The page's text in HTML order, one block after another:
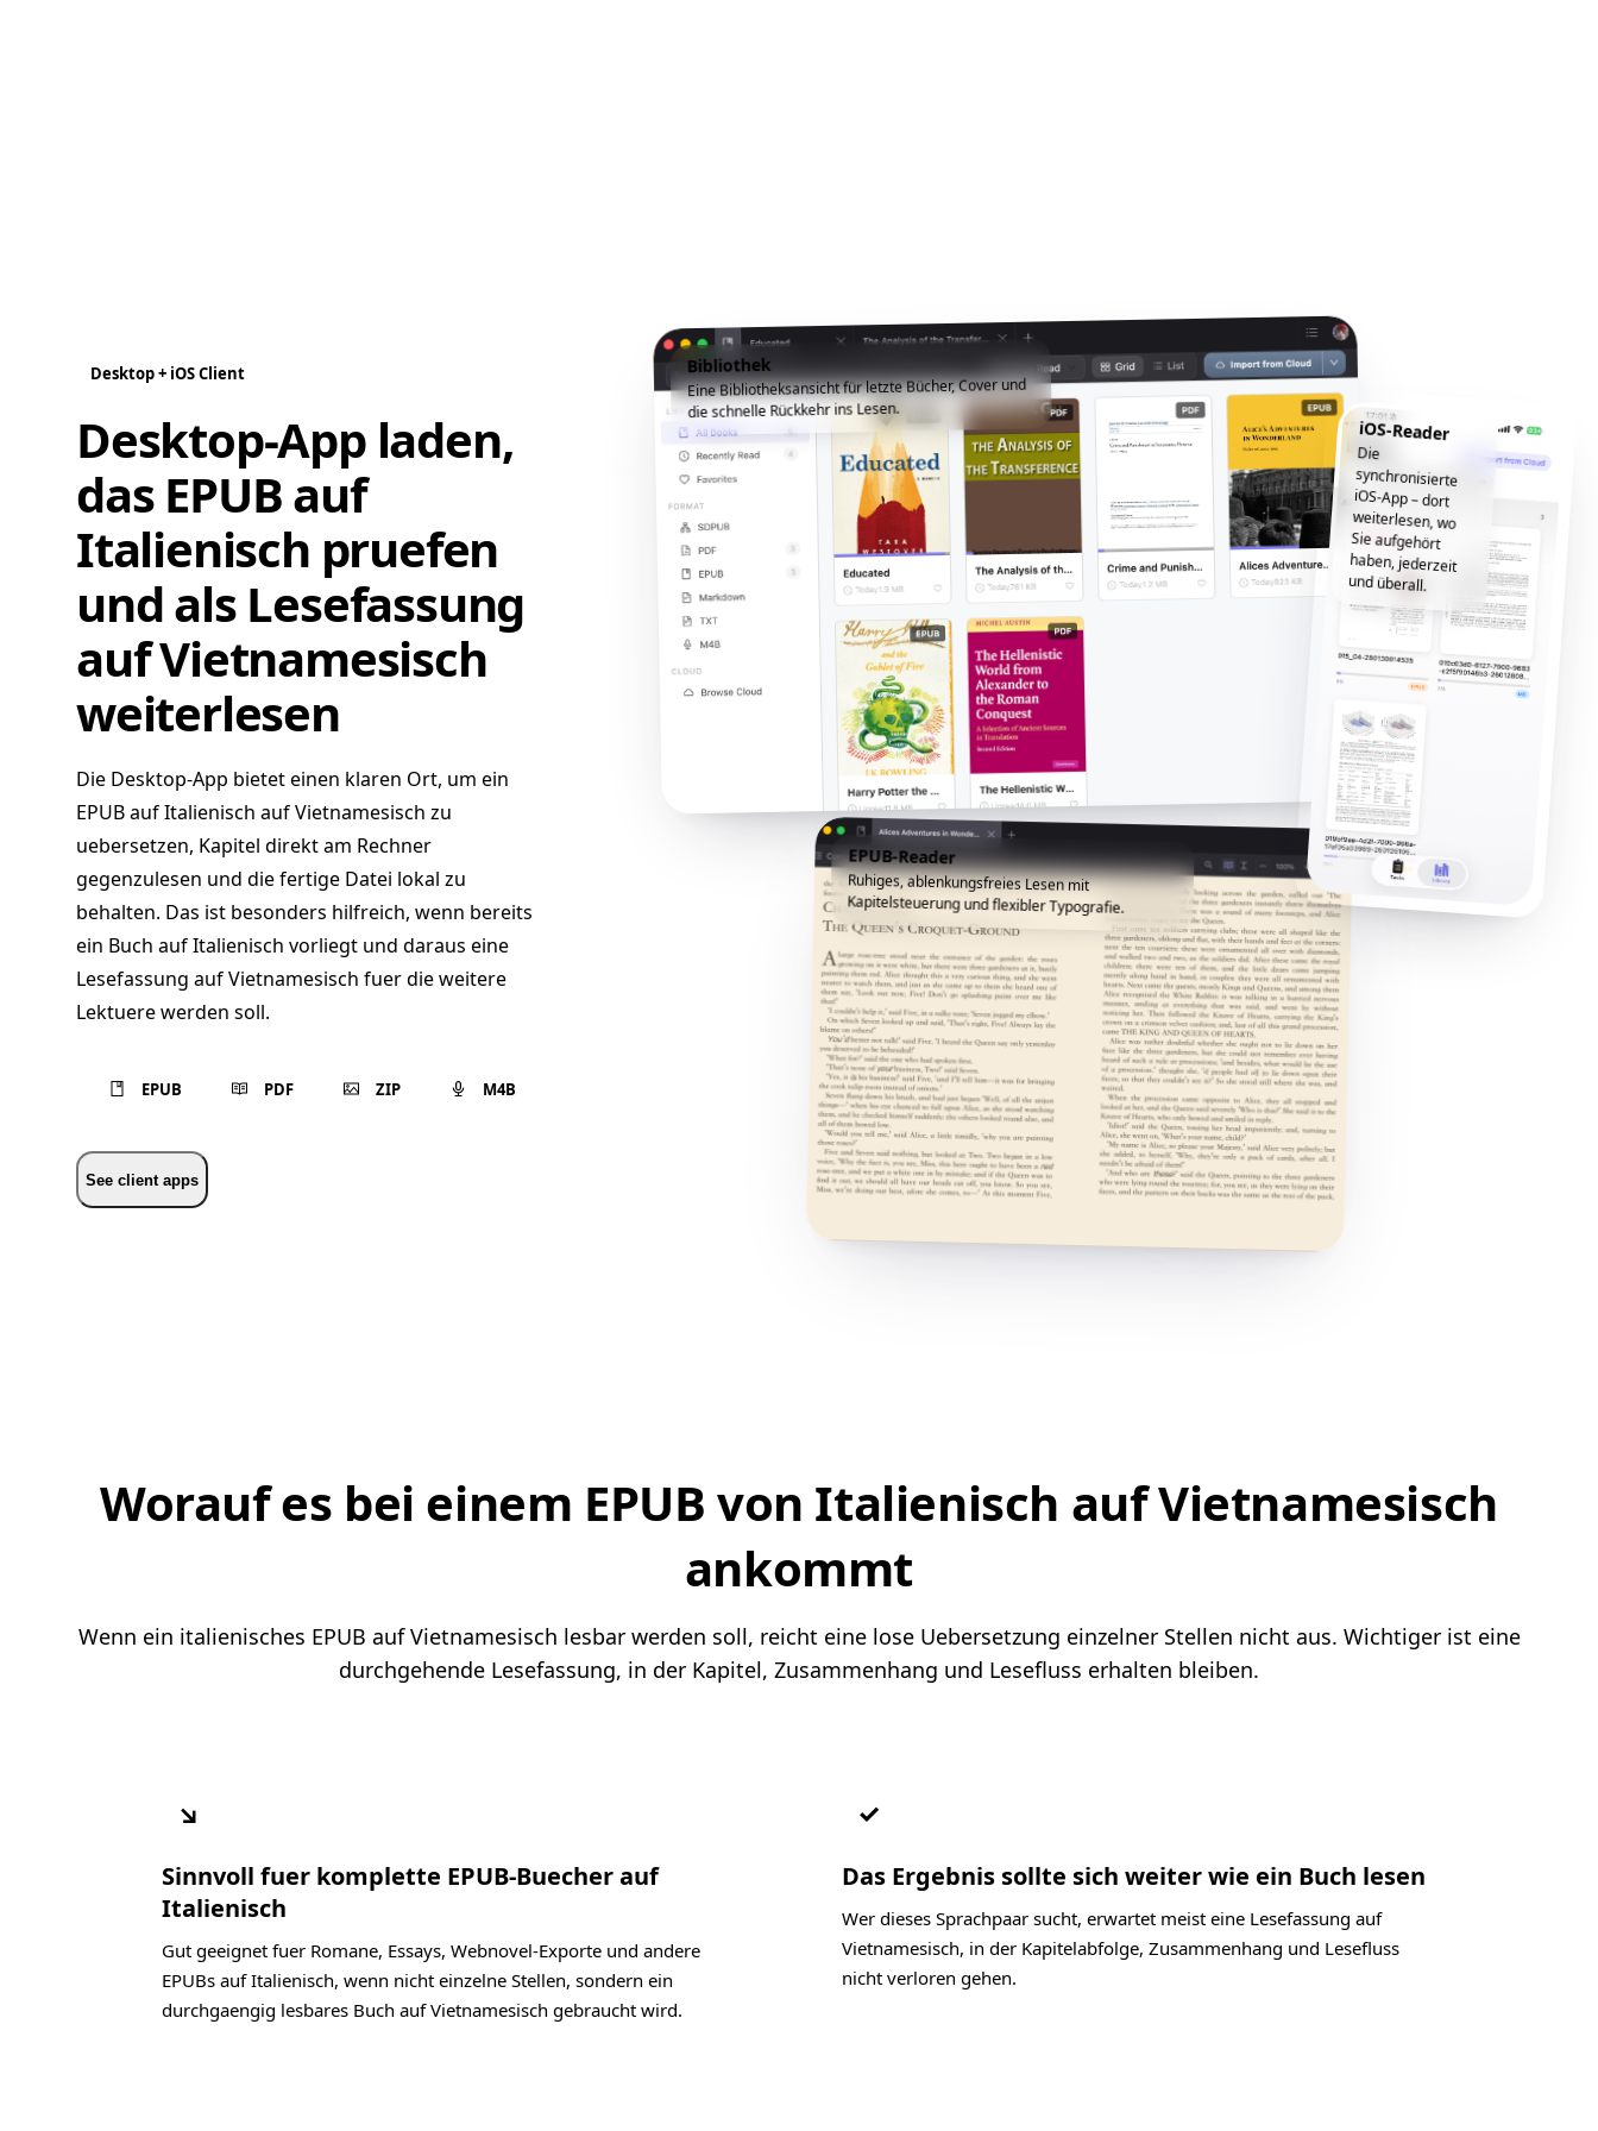
Desktop + iOS Client
Desktop-App laden,
das EPUB auf
Italienisch pruefen
und als Lesefassung
auf Vietnamesisch
weiterlesen
Die Desktop-App bietet einen klaren Ort, um ein
EPUB auf Italienisch auf Vietnamesisch zu
uebersetzen, Kapitel direkt am Rechner
gegenzulesen und die fertige Datei lokal zu
behalten. Das ist besonders hilfreich, wenn bereits
ein Buch auf Italienisch vorliegt und daraus eine
Lesefassung auf Vietnamesisch fuer die weitere
Lektuere werden soll.
EPUB PDF ZIP M4B
See client apps
Bibliothek
Eine Bibliotheksansicht für letzte Bücher, Cover und
die schnelle Rückkehr ins Lesen.
EPUB-Reader
Ruhiges, ablenkungsfreies Lesen mit
Kapitelsteuerung und flexibler Typografie.
iOS-Reader
Die
synchronisierte
iOS-App – dort
weiterlesen, wo
Sie aufgehört
haben, jederzeit
und überall.
Worauf es bei einem EPUB von Italienisch auf Vietnamesisch
ankommt
Wenn ein italienisches EPUB auf Vietnamesisch lesbar werden soll, reicht eine lose Uebersetzung einzelner Stellen nicht aus. Wichtiger ist eine
durchgehende Lesefassung, in der Kapitel, Zusammenhang und Lesefluss erhalten bleiben.
↘
Sinnvoll fuer komplette EPUB-Buecher auf
Italienisch
Gut geeignet fuer Romane, Essays, Webnovel-Exporte und andere
EPUBs auf Italienisch, wenn nicht einzelne Stellen, sondern ein
durchgaengig lesbares Buch auf Vietnamesisch gebraucht wird.
✓
Das Ergebnis sollte sich weiter wie ein Buch lesen
Wer dieses Sprachpaar sucht, erwartet meist eine Lesefassung auf
Vietnamesisch, in der Kapitelabfolge, Zusammenhang und Lesefluss
nicht verloren gehen.